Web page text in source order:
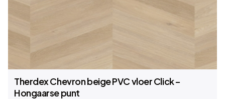
Therdex Chevron beige PVC vloer Click –
Hongaarse punt